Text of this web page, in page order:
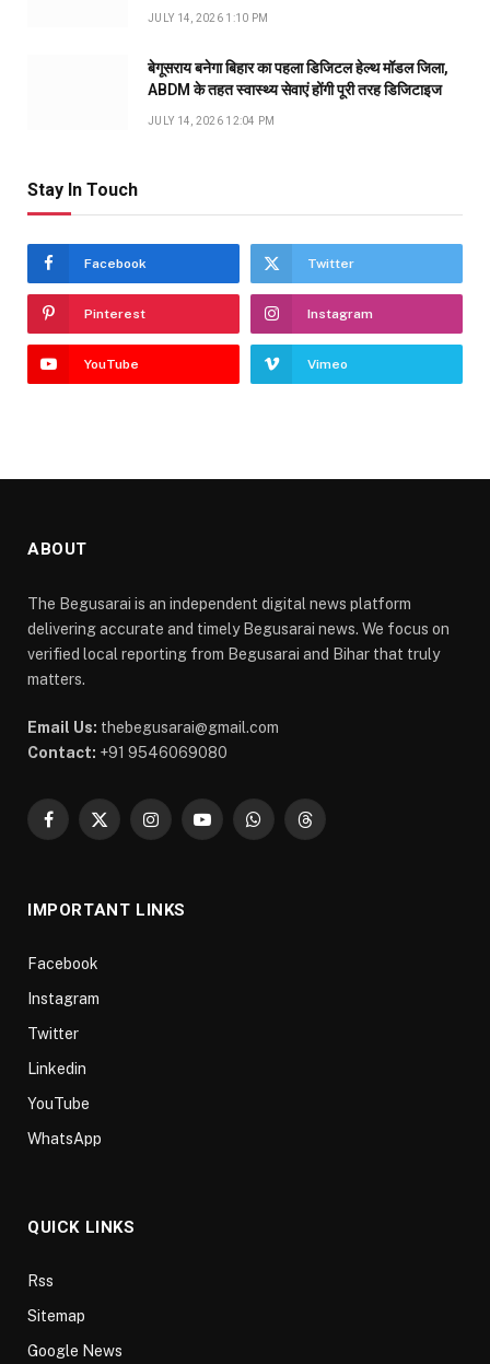
JULY 14, 2026 1:10 PM
बेगूसराय बनेगा बिहार का पहला डिजिटल हेल्थ मॉडल जिला,
ABDM के तहत स्वास्थ्य सेवाएं होंगी पूरी तरह डिजिटाइज
JULY 14, 2026 12:04 PM
Stay In Touch
Facebook Twitter
Pinterest Instagram
YouTube Vimeo
ABOUT
The Begusarai is an independent digital news platform
delivering accurate and timely Begusarai news. We focus on
verified local reporting from Begusarai and Bihar that truly
matters.
Email Us: thebegusarai@gmail.com
Contact: +91 9546069080
Facebook
X
InstagramYouTubeWhatsAppThreads
IMPORTANT LINKS
Facebook
Instagram
Twitter
Linkedin
YouTube
WhatsApp
QUICK LINKS
Rss
Sitemap
Google News